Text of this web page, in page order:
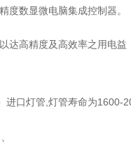
度数显微电脑集成控制器。
达高精度及高效率之用电益
进口灯管,灯管寿命为1600-